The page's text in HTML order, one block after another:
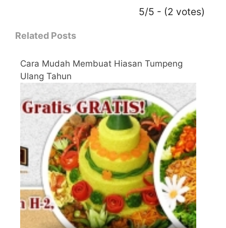
5/5 - (2 votes)
Related Posts
Cara Mudah Membuat Hiasan Tumpeng
Ulang Tahun